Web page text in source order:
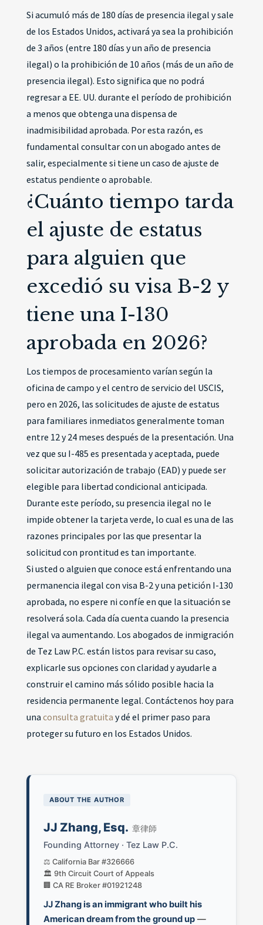
Si acumuló más de 180 días de presencia ilegal y sale
de los Estados Unidos, activará ya sea la prohibición
de 3 años (entre 180 días y un año de presencia
ilegal) o la prohibición de 10 años (más de un año de
presencia ilegal). Esto significa que no podrá
regresar a EE. UU. durante el período de prohibición
a menos que obtenga una dispensa de
inadmisibilidad aprobada. Por esta razón, es
fundamental consultar con un abogado antes de
salir, especialmente si tiene un caso de ajuste de
estatus pendiente o aprobable.
¿Cuánto tiempo tarda
el ajuste de estatus
para alguien que
excedió su visa B-2 y
tiene una I-130
aprobada en 2026?
Los tiempos de procesamiento varían según la
oficina de campo y el centro de servicio del USCIS,
pero en 2026, las solicitudes de ajuste de estatus
para familiares inmediatos generalmente toman
entre 12 y 24 meses después de la presentación. Una
vez que su I-485 es presentada y aceptada, puede
solicitar autorización de trabajo (EAD) y puede ser
elegible para libertad condicional anticipada.
Durante este período, su presencia ilegal no le
impide obtener la tarjeta verde, lo cual es una de las
razones principales por las que presentar la
solicitud con prontitud es tan importante.
Si usted o alguien que conoce está enfrentando una
permanencia ilegal con visa B-2 y una petición I-130
aprobada, no espere ni confíe en que la situación se
resolverá sola. Cada día cuenta cuando la presencia
ilegal va aumentando. Los abogados de inmigración
de Tez Law P.C. están listos para revisar su caso,
explicarle sus opciones con claridad y ayudarle a
construir el camino más sólido posible hacia la
residencia permanente legal. Contáctenos hoy para
una consulta gratuita y dé el primer paso para
proteger su futuro en los Estados Unidos.
ABOUT THE AUTHOR
JJ Zhang, Esq. 章律師
Founding Attorney · Tez Law P.C.
⚖️ California Bar #326666
🏛️ 9th Circuit Court of Appeals
🏢 CA RE Broker #01921248
JJ Zhang is an immigrant who built his
American dream from the ground up—